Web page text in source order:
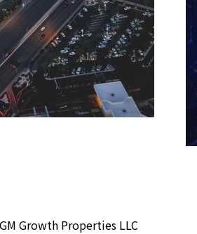
Growth Properties LLC